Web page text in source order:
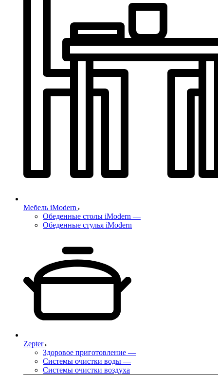
Мебель iModern
Обеденные столы iModern —
Обеденные стулья iModern
Zepter
Здоровое приготовление —
Системы очистки воды —
Системы очистки воздуха